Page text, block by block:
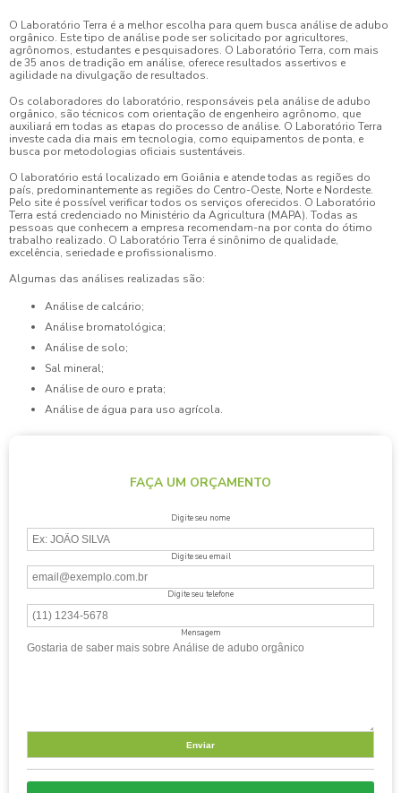
O Laboratório Terra é a melhor escolha para quem busca análise de adubo
orgânico. Este tipo de análise pode ser solicitado por agricultores,
agrônomos, estudantes e pesquisadores. O Laboratório Terra, com mais
de 35 anos de tradição em análise, oferece resultados assertivos e
agilidade na divulgação de resultados.
Os colaboradores do laboratório, responsáveis pela análise de adubo
orgânico, são técnicos com orientação de engenheiro agrônomo, que
auxiliará em todas as etapas do processo de análise. O Laboratório Terra
investe cada dia mais em tecnologia, como equipamentos de ponta, e
busca por metodologias oficiais sustentáveis.
O laboratório está localizado em Goiânia e atende todas as regiões do
país, predominantemente as regiões do Centro-Oeste, Norte e Nordeste.
Pelo site é possível verificar todos os serviços oferecidos. O Laboratório
Terra está credenciado no Ministério da Agricultura (MAPA). Todas as
pessoas que conhecem a empresa recomendam-na por conta do ótimo
trabalho realizado. O Laboratório Terra é sinônimo de qualidade,
excelência, seriedade e profissionalismo.
Algumas das análises realizadas são:
Análise de calcário;
Análise bromatológica;
Análise de solo;
Sal mineral;
Análise de ouro e prata;
Análise de água para uso agrícola.
FAÇA UM ORÇAMENTO
Digite seu nome
Digite seu email
Digite seu telefone
Mensagem